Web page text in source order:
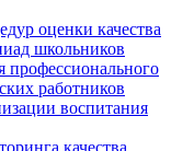
оценки качества
школьников
профессионального
работников
воспитания
качества